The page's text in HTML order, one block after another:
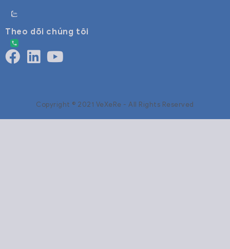
Theo dõi chúng tôi
Copyright © 2021 VeXeRe - All Rights Reserved